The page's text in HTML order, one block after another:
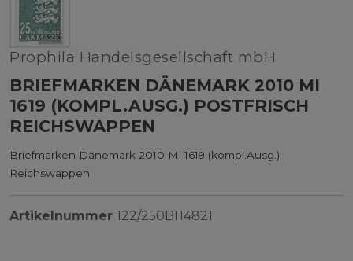
Prophila Handelsgesellschaft mbH
BRIEFMARKEN DÄNEMARK 2010 MI
1619 (KOMPL.AUSG.) POSTFRISCH
REICHSWAPPEN
Briefmarken Dänemark 2010 Mi 1619 (kompl.Ausg.)
Reichswappen
Artikelnummer 122/250B114821